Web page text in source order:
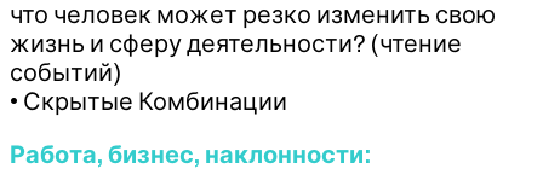
что человек может резко изменить свою
жизнь и сферу деятельности? (чтение
событий)
• Скрытые Комбинации
Работа, бизнес, наклонности: